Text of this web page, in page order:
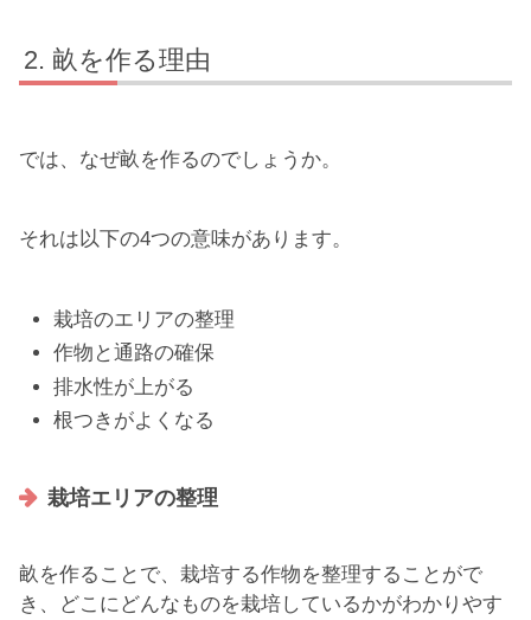
畝を作る理由
では、なぜ畝を作るのでしょうか。
それは以下の4つの意味があります。
栽培のエリアの整理
作物と通路の確保
排水性が上がる
根つきがよくなる
栽培エリアの整理
畝を作ることで、栽培する作物を整理することがで
き、どこにどんなものを栽培しているかがわかりやす